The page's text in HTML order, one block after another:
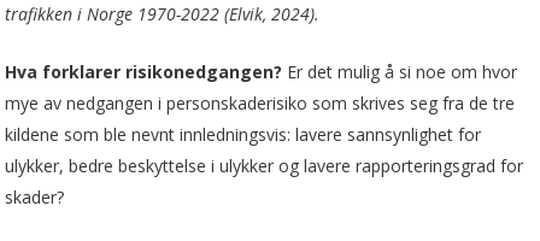
trafikken i Norge 1970-2022 (Elvik, 2024).
Hva forklarer risikonedgangen? Er det mulig å si noe om hvor
mye av nedgangen i personskaderisiko som skrives seg fra de tre
kildene som ble nevnt innledningsvis: lavere sannsynlighet for
ulykker, bedre beskyttelse i ulykker og lavere rapporteringsgrad for
skader?